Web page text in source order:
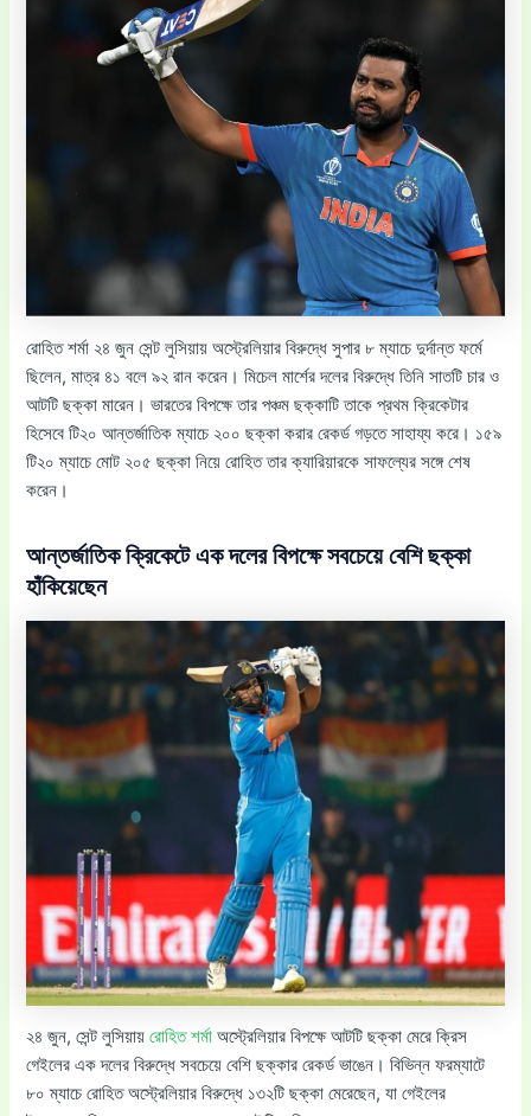
রোহিত শর্মা ২৪ জুন সেন্ট লুসিয়ায় অস্ট্রেলিয়ার বিরুদ্ধে সুপার ৮ ম্যাচে দুর্দান্ত ফর্মে
ছিলেন, মাত্র ৪১ বলে ৯২ রান করেন। মিচেল মার্শের দলের বিরুদ্ধে তিনি সাতটি চার ও
আটটি ছক্কা মারেন। ভারতের বিপক্ষে তার পঞ্চম ছক্কাটি তাকে প্রথম ক্রিকেটার
হিসেবে টি২০ আন্তর্জাতিক ম্যাচে ২০০ ছক্কা করার রেকর্ড গড়তে সাহায্য করে। ১৫৯
টি২০ ম্যাচে মোট ২০৫ ছক্কা নিয়ে রোহিত তার ক্যারিয়ারকে সাফল্যের সঙ্গে শেষ
করেন।
আন্তর্জাতিক ক্রিকেটে এক দলের বিপক্ষে সবচেয়ে বেশি ছক্কা
হাঁকিয়েছেন
২৪ জুন, সেন্ট লুসিয়ায়রোহিত শর্মা অস্ট্রেলিয়ার বিপক্ষে আটটি ছক্কা মেরে ক্রিস
গেইলের এক দলের বিরুদ্ধে সবচেয়ে বেশি ছক্কার রেকর্ড ভাঙেন। বিভিন্ন ফরম্যাটে
৮০ ম্যাচে রোহিত অস্ট্রেলিয়ার বিরুদ্ধে ১৩২টি ছক্কা মেরেছেন, যা গেইলের